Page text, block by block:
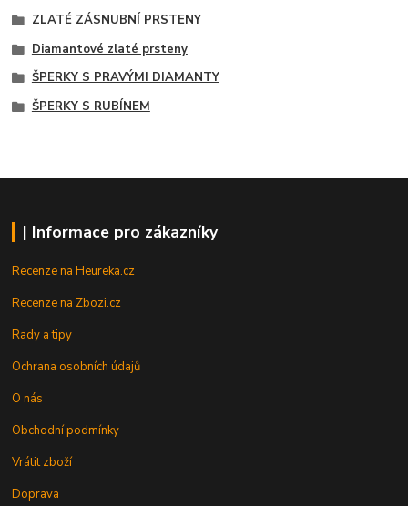
ZLATÉ ZÁSNUBNÍ PRSTENY
Diamantové zlaté prsteny
ŠPERKY S PRAVÝMI DIAMANTY
ŠPERKY S RUBÍNEM
| Informace pro zákazníky
Recenze na Heureka.cz
Recenze na Zbozi.cz
Rady a tipy
Ochrana osobních údajů
O nás
Obchodní podmínky
Vrátit zboží
Doprava